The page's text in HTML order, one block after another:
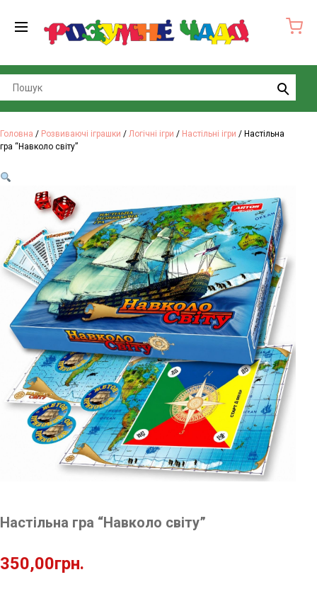
Головна / Розвиваючі іграшки / Логічні ігри / Настільні ігри / Настільна
гра “Навколо світу”
Настільна гра “Навколо світу”
350,00грн.